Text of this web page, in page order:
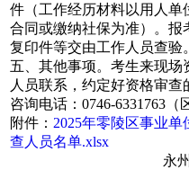
件（工作经历材料以用人单
合同或缴纳社保为准）。报
复印件等交由工作人员查验。
五、其他事项。考生来现
人员联系，约定好资格审查
咨询电话：0746-6331763（
附件： 2025年零陵区事业
查人员名单.xlsx
永